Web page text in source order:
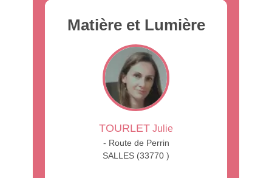
Matière et Lumière
TOURLET Julie
- Route de Perrin
SALLES (33770 )